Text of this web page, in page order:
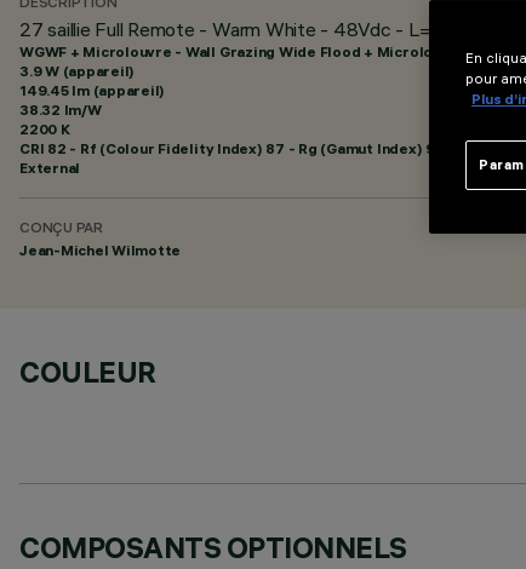
DESCRIPTION
27 saillie Full Remote - Warm White - 48Vdc - L=329mm -
WGWF + Microlouvre - Wall Grazing Wide Flood + Microlouvre
3.9 W (appareil)
149.45 lm (appareil)
38.32 lm/W
2200 K
CRI 82 - Rf (Colour Fidelity Index) 87 - Rg (Gamut Index) 97
External
CONÇU PAR
Jean-Michel Wilmotte
COULEUR
COMPOSANTS OPTIONNELS
En
pour
Plus